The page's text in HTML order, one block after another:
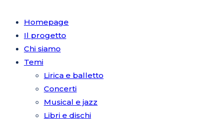
Homepage
Il progetto
Chi siamo
Temi
Lirica e balletto
Concerti
Musical e jazz
Libri e dischi